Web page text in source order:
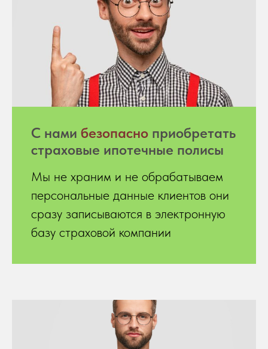
С нами безопасно приобретать
страховые ипотечные полисы
Мы не храним и не обрабатываем
персональные данные клиентов они
сразу записываются в электронную
базу страховой компании